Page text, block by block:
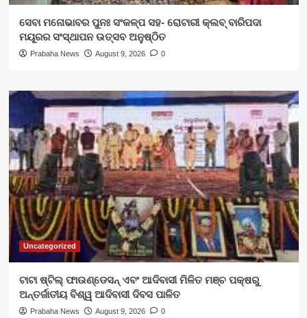
ସେବା ମନୋଭାବର ପୁନଃ ସଂକଳ୍ପ ସହ- ରୋଟାରୀ କ୍ଲବ୍ ବାରିପଦା
ମୟୂରର ସଂସ୍ଥାପନ ଉତ୍ସବ ଅନୁଷ୍ଠିତ
Prabaha News August 9, 2026 0
Uncategorized
ଟାଟା ଷ୍ଟିଲ୍ ଫାଉଣ୍ଡେସନ୍ ଏବଂ ଆଦିବାସୀ ମିଳିତ ମଞ୍ଚ ପକ୍ଷରୁ
ଅନ୍ତର୍ଜାତୀୟ ବିଶ୍ୱ ଆଦିବାସୀ ଦିବସ ପାଳିତ
Prabaha News August 9, 2026 0